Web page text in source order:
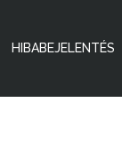
HIBABEJELENTÉS